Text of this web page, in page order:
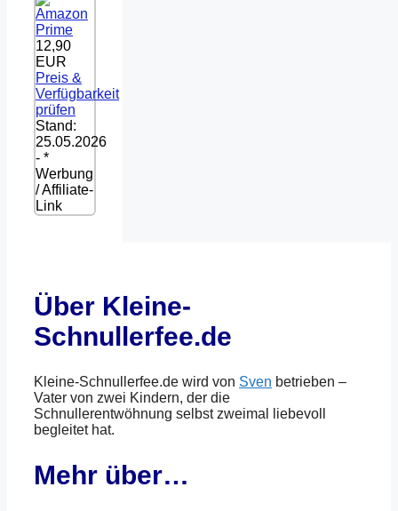
12,90
EUR
Preis &
Verfügbarkeit
prüfen
Stand:
25.05.2026
- *
Werbung
/ Affiliate-
Link
Über Kleine-
Schnullerfee.de
Kleine-Schnullerfee.de wird von Sven betrieben –
Vater von zwei Kindern, der die
Schnullerentwöhnung selbst zweimal liebevoll
begleitet hat.
Mehr über…